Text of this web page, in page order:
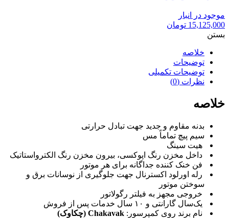
موجود در انبار
15,125,000 تومان
بستن
خلاصه
توضیحات
توضیحات تکمیلی
نظرات (0)
خلاصه
بدنه مقاوم و جدید جهت تبادل حرارتی
سیم پیچ تماماً مس
هیت سینگ
داخل مخزن رنگ اپوکسی، بیرون مخزن رنگ الکترواستاتیک
فن خنک کننده جداگانه برای هر موتور
رله اورلود اکسترنال جهت جلوگیری از نوسانات برق و
سوختن موتور
خروجی مجهز به فیلتر رگولاتور
یک‌سال گارانتی و ۱۰ سال خدمات پس از فروش
نام برند روی کمپرسور: Chakavak (چکاوک)